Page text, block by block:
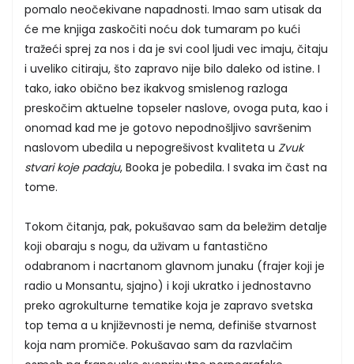
pomalo neočekivane napadnosti. Imao sam utisak da
će me knjiga zaskočiti noću dok tumaram po kući
tražeći sprej za nos i da je svi cool ljudi vec imaju, čitaju
i uveliko citiraju, što zapravo nije bilo daleko od istine. I
tako, iako obično bez ikakvog smislenog razloga
preskočim aktuelne topseler naslove, ovoga puta, kao i
onomad kad me je gotovo nepodnošljivo savršenim
naslovom ubedila u nepogrešivost kvaliteta u Zvuk
stvari koje padaju, Booka je pobedila. I svaka im čast na
tome.
Tokom čitanja, pak, pokušavao sam da beležim detalje
koji obaraju s nogu, da uživam u fantastično
odabranom i nacrtanom glavnom junaku (frajer koji je
radio u Monsantu, sjajno) i koji ukratko i jednostavno
preko agrokulturne tematike koja je zapravo svetska
top tema a u književnosti je nema, definiše stvarnost
koja nam promiče. Pokušavao sam da razvlačim